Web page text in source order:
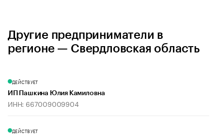
Другие предприниматели в
регионе — Свердловская область
ДЕЙСТВУЕТ
ИП Пашкина Юлия Камиловна
ИНН: 667009009904
ДЕЙСТВУЕТ